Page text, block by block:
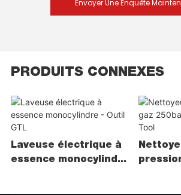
Envoyer Une Enquête
PRODUITS CONNEXES
Laveuse électrique à
essence monocylindre